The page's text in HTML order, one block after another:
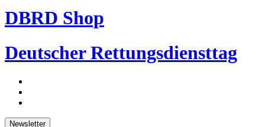
DBRD Shop
Deutscher Rettungsdiensttag
Newsletter